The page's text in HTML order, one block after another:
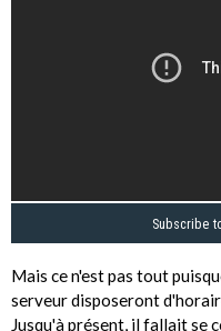
Subscribe
Mais ce n'est pas tout
serveur disposeront
Jusqu'à présent, il fallait se